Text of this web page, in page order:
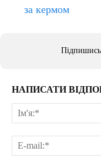
за кермом
НАПИСАТИ